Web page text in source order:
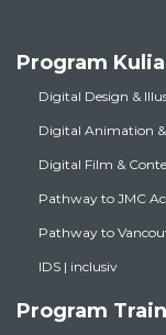
Program
Digital Design &
Digital Animation
Digital Film &
Pathway to JMC
Pathway to
IDS | inclusiv
Program